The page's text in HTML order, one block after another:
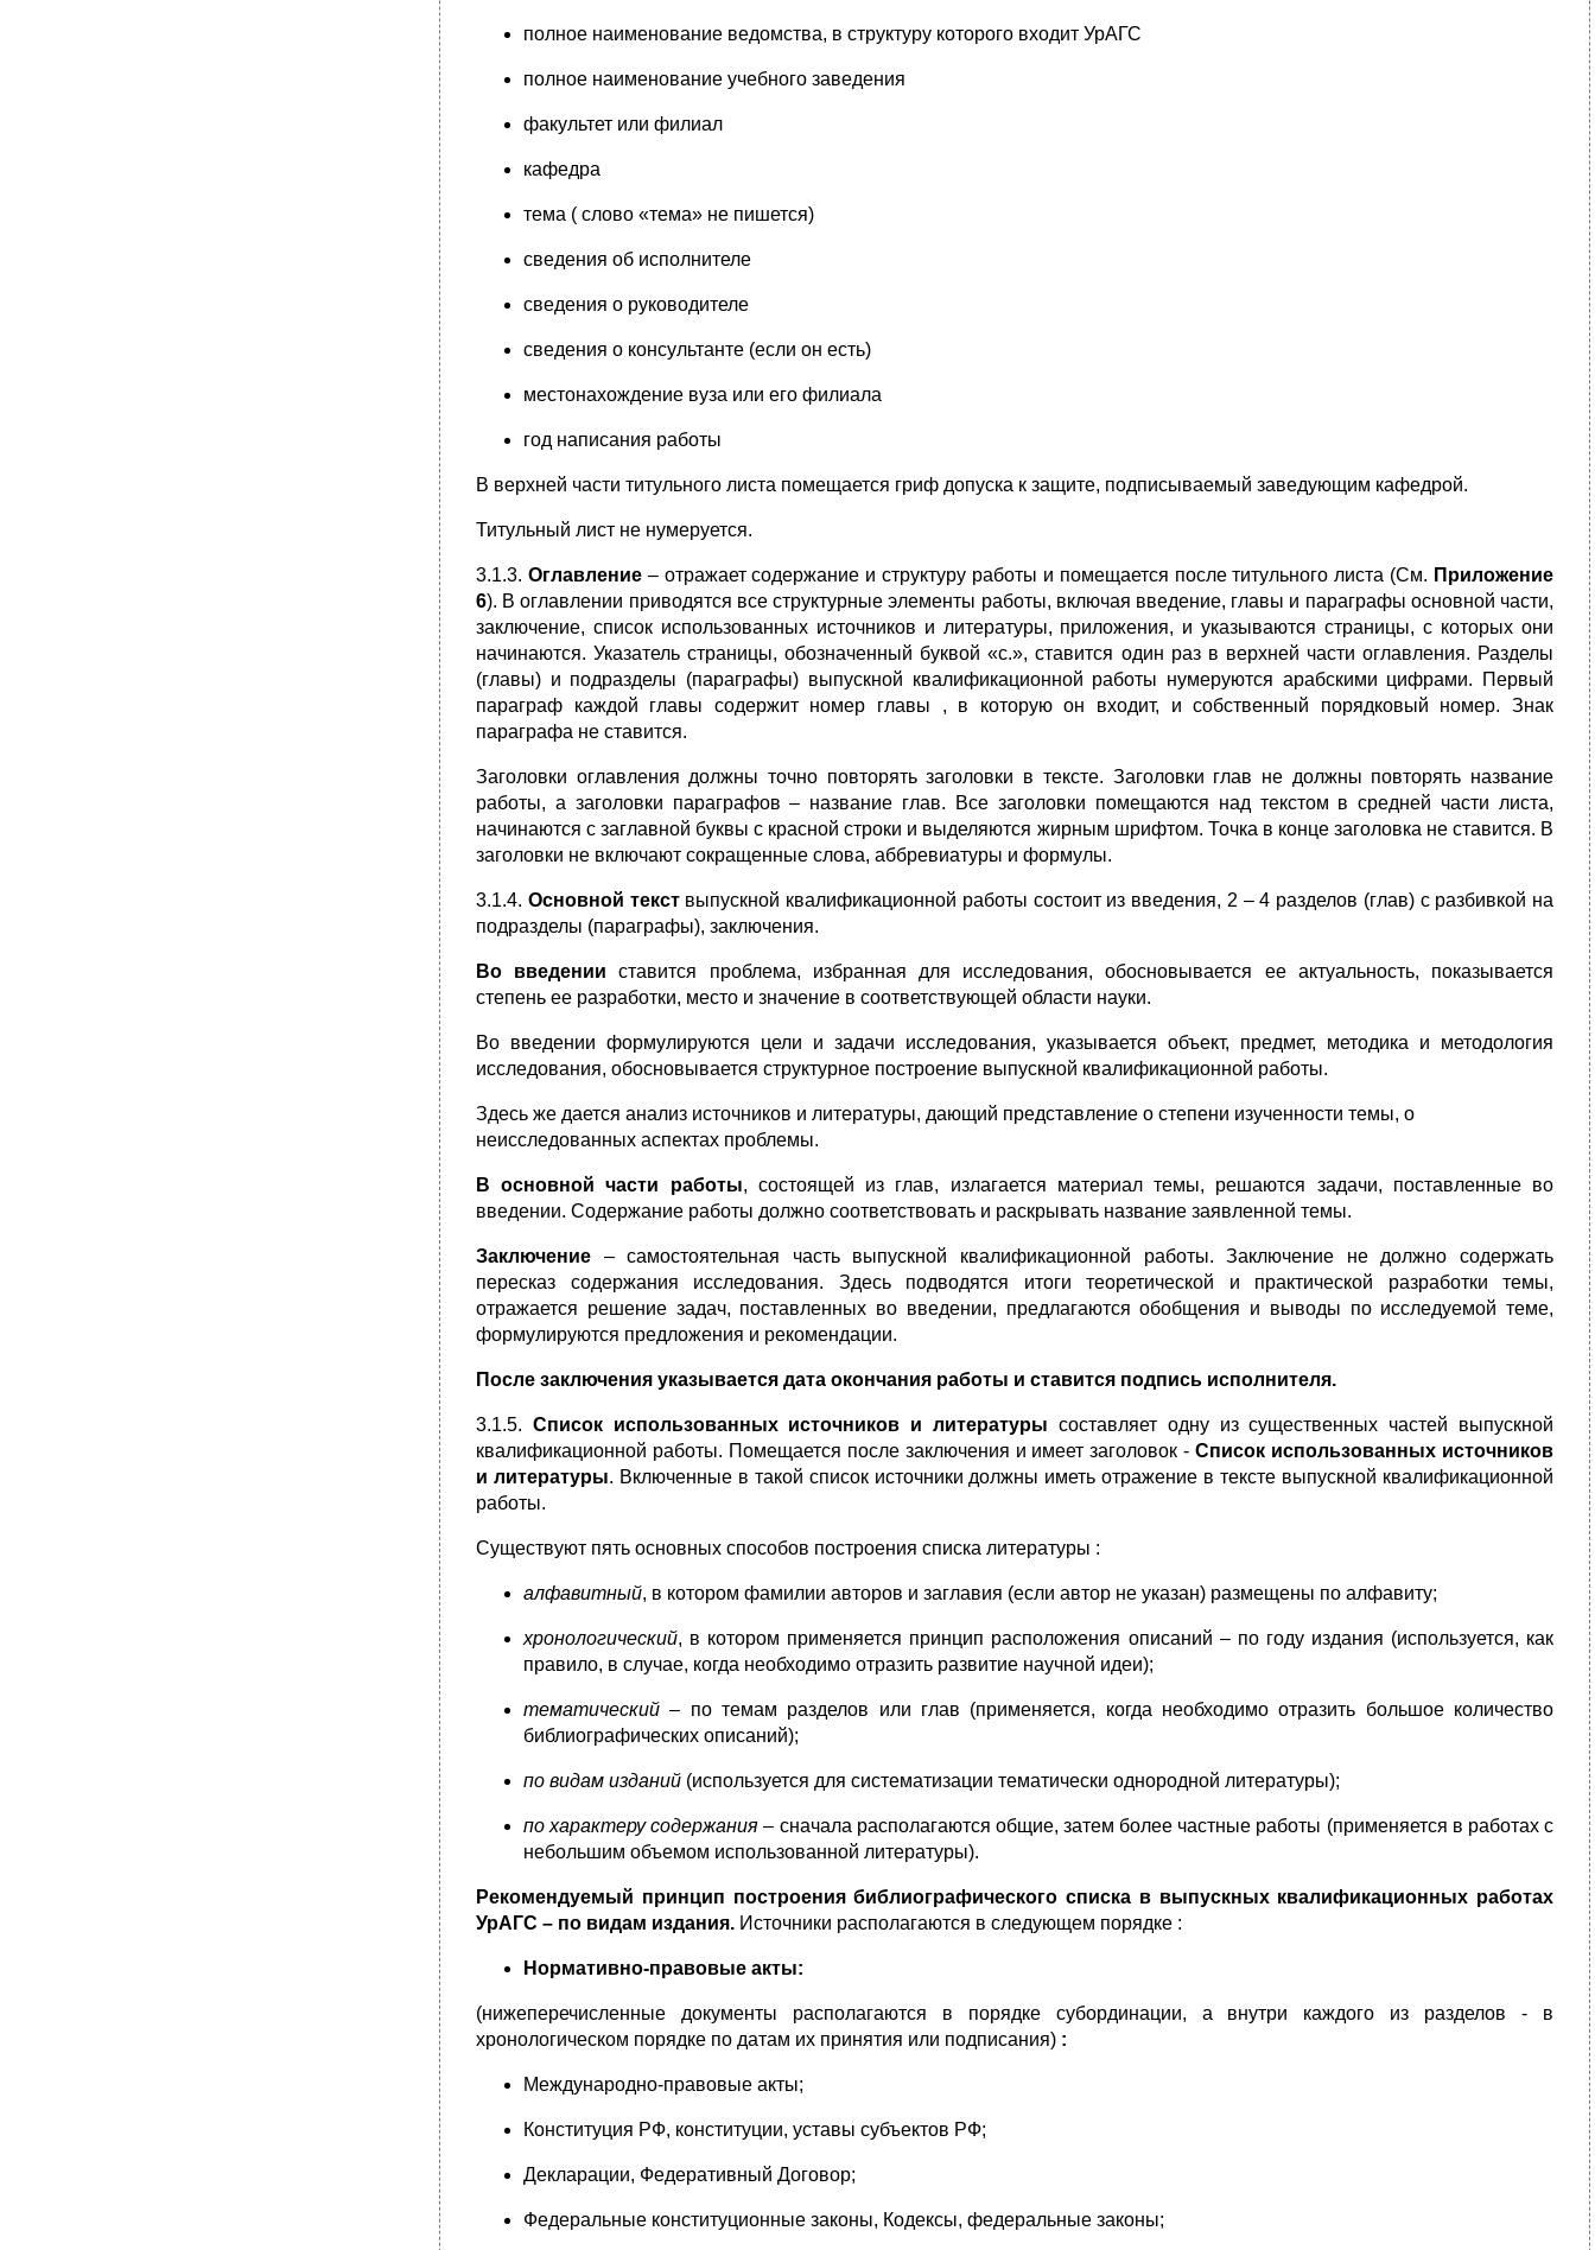
полное наименование ведомства, в структуру которого входит УрАГС
полное наименование учебного заведения
факультет или филиал
кафедра
тема ( слово «тема» не пишется)
сведения об исполнителе
сведения о руководителе
сведения о консультанте (если он есть)
местонахождение вуза или его филиала
год написания работы
В верхней части титульного листа помещается гриф допуска к защите, подписываемый заведующим кафедрой.
Титульный лист не нумеруется.
3.1.3. Оглавление – отражает содержание и структуру работы и помещается после титульного листа (См. Приложение
6). В оглавлении приводятся все структурные элементы работы, включая введение, главы и параграфы основной части,
заключение, список использованных источников и литературы, приложения, и указываются страницы, с которых они
начинаются. Указатель страницы, обозначенный буквой «с.», ставится один раз в верхней части оглавления. Разделы
(главы) и подразделы (параграфы) выпускной квалификационной работы нумеруются арабскими цифрами. Первый
параграф каждой главы содержит номер главы , в которую он входит, и собственный порядковый номер. Знак
параграфа не ставится.
Заголовки оглавления должны точно повторять заголовки в тексте. Заголовки глав не должны повторять название
работы, а заголовки параграфов – название глав. Все заголовки помещаются над текстом в средней части листа,
начинаются с заглавной буквы с красной строки и выделяются жирным шрифтом. Точка в конце заголовка не ставится. В
заголовки не включают сокращенные слова, аббревиатуры и формулы.
3.1.4. Основной текст выпускной квалификационной работы состоит из введения, 2 – 4 разделов (глав) с разбивкой на
подразделы (параграфы), заключения.
Во введенииставится проблема, избранная для исследования, обосновывается ее актуальность, показывается
степень ее разработки, место и значение в соответствующей области науки.
Во введении формулируются цели и задачи исследования, указывается объект, предмет, методика и методология
исследования, обосновывается структурное построение выпускной квалификационной работы.
Здесь же дается анализ источников и литературы, дающий представление о степени изученности темы, о
неисследованных аспектах проблемы.
В основной части работы, состоящей из глав, излагается материал темы, решаются задачи, поставленные во
введении. Содержание работы должно соответствовать и раскрывать название заявленной темы.
Заключение – самостоятельная часть выпускной квалификационной работы. Заключение не должно содержать
пересказ содержания исследования. Здесь подводятся итоги теоретической и практической разработки темы,
отражается решение задач, поставленных во введении, предлагаются обобщения и выводы по исследуемой теме,
формулируются предложения и рекомендации.
После заключения указывается дата окончания работы и ставится подпись исполнителя.
3.1.5. Список использованных источников и литературы составляет одну из существенных частей выпускной
квалификационной работы. Помещается после заключения и имеет заголовок - Список использованных источников
и литературы. Включенные в такой список источники должны иметь отражение в тексте выпускной квалификационной
работы.
Существуют пять основных способов построения списка литературы :
алфавитный, в котором фамилии авторов и заглавия (если автор не указан) размещены по алфавиту;
хронологический, в котором применяется принцип расположения описаний – по году издания (используется, как
правило, в случае, когда необходимо отразить развитие научной идеи);
тематический – по темам разделов или глав (применяется, когда необходимо отразить большое количество
библиографических описаний);
по видам изданий (используется для систематизации тематически однородной литературы);
по характеру содержания– сначала располагаются общие, затем более частные работы (применяется в работах с
небольшим объемом использованной литературы).
Рекомендуемый принцип построения библиографического списка в выпускных квалификационных работах
УрАГС – по видам издания. Источники располагаются в следующем порядке :
Нормативно-правовые акты:
(нижеперечисленные документы располагаются в порядке субординации, а внутри каждого из разделов - в
хронологическом порядке по датам их принятия или подписания) :
Международно-правовые акты;
Конституция РФ, конституции, уставы субъектов РФ;
Декларации, Федеративный Договор;
Федеральные конституционные законы, Кодексы, федеральные законы;